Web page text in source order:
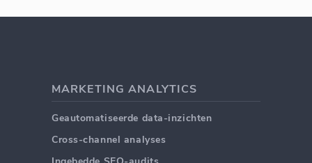
MARKETING ANALYTICS
Geautomatiseerde data-inzichten
Cross-channel analyses